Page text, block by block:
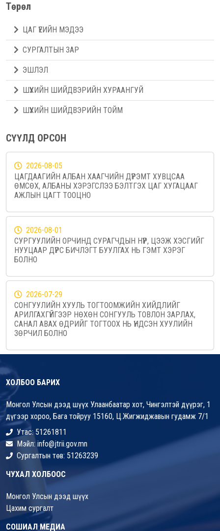
Төрөл
ЦАГ ҮЕИЙН МЭДЭЭ
СУРГАЛТЫН ЗАР
ЭШЛЭЛ
ШҮҮХИЙН ШИЙДВЭРИЙН ХУРААНГУЙ
ШҮҮХИЙН ШИЙДВЭРИЙН ТОЙМ
СҮҮЛД ОРСОН
2026-08-05
ЦАГДААГИЙН АЛБАН ХААГЧИЙН ДҮРЭМТ ХУВЦСАА
ӨМСӨХ, АЛБАНЫ ХЭРЭГСЛЭЭ БЭЛТГЭХ ЦАГ ХУГАЦААГ
АЖЛЫН ЦАГТ ТООЦНО
2026-08-01
СУРГУУЛИЙН ОРЧИНД СУРАГЧДЫН НҮҮР, ЦЭЭЖ ХЭСГИЙГ
НУУЦААР ДҮРС БИЧЛЭГТ БУУЛГАХ НЬ ГЭМТ ХЭРЭГ
БОЛНО
2026-07-29
СОНГУУЛИЙН ХУУЛЬ ТОГТООМЖИЙН ХИЙДЛИЙГ
АРИЛГАХГҮЙГЭЭР НӨХӨН СОНГУУЛЬ ТОВЛОН ЗАРЛАХ,
САНАЛ АВАХ ӨДРИЙГ ТОГТООХ НЬ ҮНДСЭН ХУУЛИЙН
ЗӨРЧИЛ БОЛНО
ХОЛБОО БАРИХ
Монгол Улсын дээд шүүх Улаанбаатар хот, Чингэлтэй дүүрэг, 1
дүгээр хороо, Бага тойруу 15160, Ц.Жигжиджавын гудамж 7/1
Утас: 51261811
Мэйл: info@jtrii.gov.mn
Сургалтын төв: 51263239
ЧУХАЛ ХОЛБООС
Монгол Улсын дээд шүүх
Цахим сургалт
СОШИАЛ МЕДИА